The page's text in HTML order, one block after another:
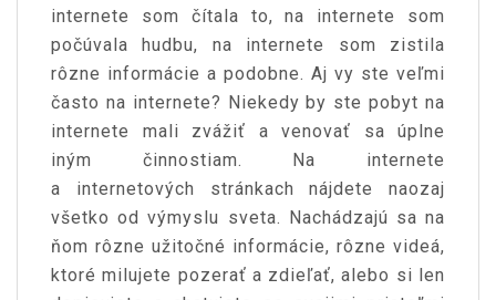
internete som čítala to, na internete som
počúvala hudbu, na internete som zistila
rôzne informácie a podobne. Aj vy ste veľmi
často na internete? Niekedy by ste pobyt na
internete mali zvážiť a venovať sa úplne
iným činnostiam. Na internete
a internetových stránkach nájdete naozaj
všetko od výmyslu sveta. Nachádzajú sa na
ňom rôzne užitočné informácie, rôzne videá,
ktoré milujete pozerať a zdieľať, alebo si len